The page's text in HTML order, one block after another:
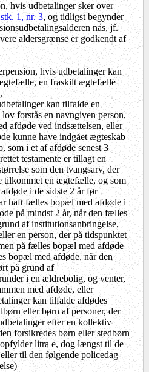
hvis udbetalinger sker over
1, nr. 3, og tidligst begynder
nås, jf.
aldersgrænse er godkendt af
hvis udbetalinger kan
en fraskilt ægtefælle
kan tilfalde en
forstås en navngiven person,
afdøde ved indsættelsen, eller
kunne have indgået ægteskab
som i et af afdøde senest 3
testamente er tillagt en
som den tvangsarv, der
tilkommet en ægtefælle, og som
i de sidste 2 år før
haft fælles bopæl med afdøde i
på mindst 2 år, når den fælles
af institutionsanbringelse,
en person, der på tidspunktet
på fælles bopæl med afdøde
bopæl med afdøde, når den
på grund af
i en ældrebolig, og venter,
med afdøde, eller
kan tilfalde afdødes
eller børn af personer, der
efter en kollektiv
forsikredes børn eller stedbørn
litra e, dog længst til de
til den følgende policedag